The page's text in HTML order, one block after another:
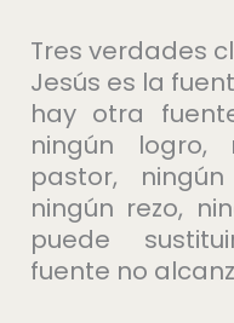
Tres verdades
Jesús es la
hay otra
ningún logro,
pastor,
ningún rezo,
puede
fuente no